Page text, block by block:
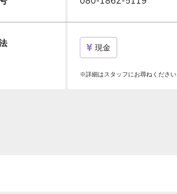
現金
※詳細はスタッフにお尋ねください